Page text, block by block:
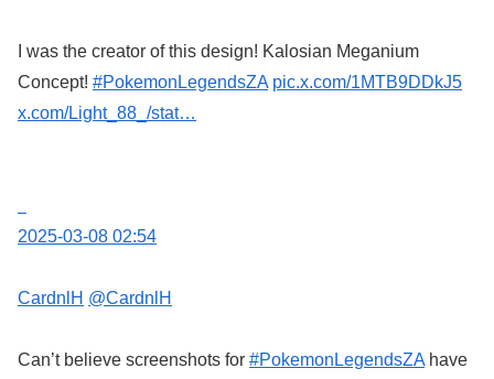
I was the creator of this design! Kalosian Meganium
Concept! #PokemonLegendsZA pic.x.com/1MTB9DDkJ5
x.com/Light_88_/stat…
2025-03-08 02:54
CardnlH @CardnlH
Can’t believe screenshots for #PokemonLegendsZA have